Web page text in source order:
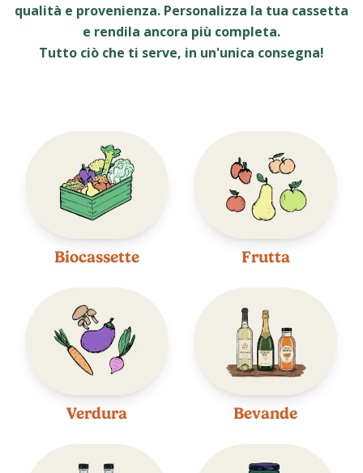
qualità e provenienza. Personalizza la tua cassetta
e rendila ancora più completa.
Tutto ciò che ti serve, in un'unica consegna!
Biocassette Frutta
Verdura Bevande